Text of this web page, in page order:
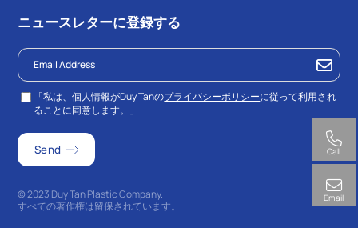
ニュースレターに登録する
「私は、個人情報がDuy Tanのプライバシーポリシーに従って利用され
ることに同意します。」
© 2023 Duy Tan Plastic Company.
すべての著作権は留保されています。
Call
Email